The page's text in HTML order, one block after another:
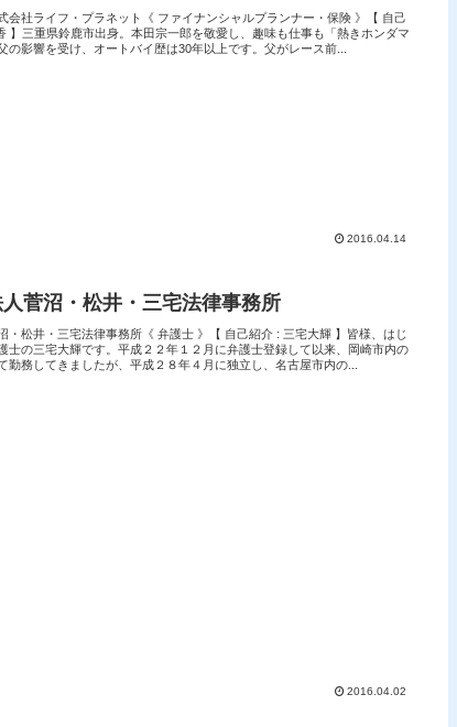
社ライフ・プラネット《 ファイナンシャルプランナー・保険 》【 自己
】三重県鈴鹿市出身。本田宗一郎を敬愛し、趣味も仕事も「熱きホンダマ
の影響を受け、オートバイ歴は30年以上です。父がレース前...
2016.04.14
菅沼・松井・三宅法律事務所
・松井・三宅法律事務所《 弁護士 》【 自己紹介 : 三宅大輝 】皆様、はじ
士の三宅大輝です。平成２２年１２月に弁護士登録して以来、岡崎市内の
勤務してきましたが、平成２８年４月に独立し、名古屋市内の...
2016.04.02